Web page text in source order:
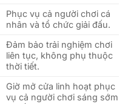
Phục vụ cả người chơi cá
nhân và tổ chức giải đấu.
Đảm bảo trải nghiệm chơi
liên tục, không phụ thuộc
thời tiết.
Giờ mở cửa linh hoạt phục
vụ cả người chơi sáng sớm